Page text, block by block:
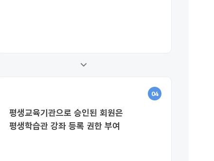
04
평생교육기관으로 승인된 회원은
평생학습관 강좌 등록 권한 부여